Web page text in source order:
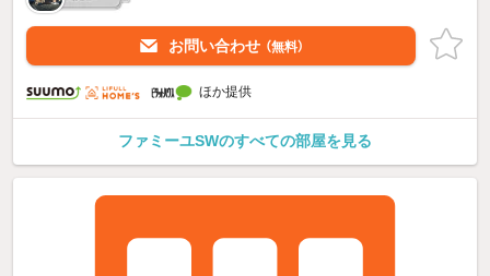
お問い合わせ （無料）
ほか提供
ファミーユSWのすべての部屋を見る